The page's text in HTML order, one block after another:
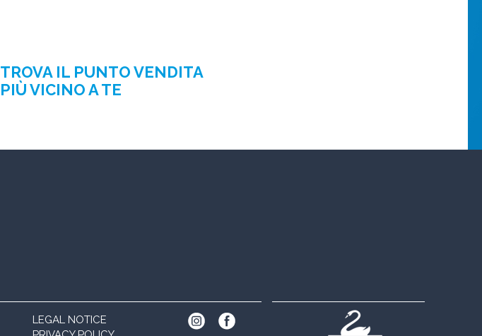
TROVA IL PUNTO VENDITA
PIÙ VICINO A TE
LEGAL NOTICE